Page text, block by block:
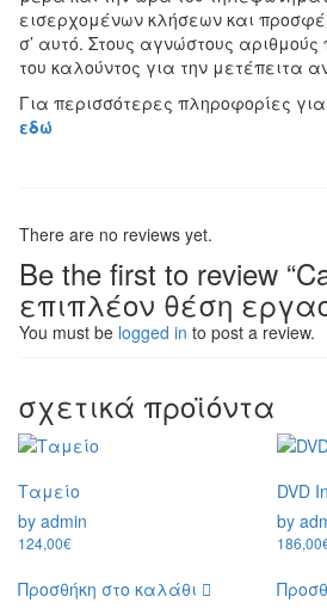
εισερχομένων κλήσεων και
σ’ αυτό. Στους αγνώστους αριθμούς
του καλούντος για την μετέπειτα
Για περισσότερες πληροφορίες
εδώ
There are no reviews yet.
Be the first to review
επιπλέον θέση
You must be logged in to post a review.
σχετικά προϊόντα
Ταμείο
by admin
124,00€
Προσθήκη στο καλάθι
DVD
by
186,00